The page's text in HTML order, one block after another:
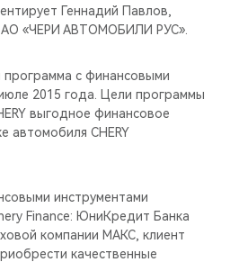
Геннадий Павлов,
«ЧЕРИ АВТОМОБИЛИ РУС».
программа с финансовыми
2015 года. Цели программы
выгодное финансовое
автомобиля CHERY
инструментами
Finance: ЮниКредит Банка
компании МАКС, клиент
качественные